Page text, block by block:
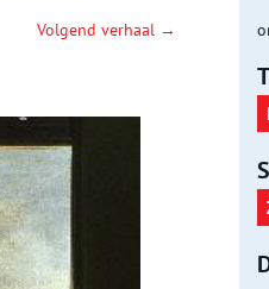
Volgend verhaal →